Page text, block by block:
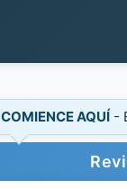
COMIENCE AQUÍ -